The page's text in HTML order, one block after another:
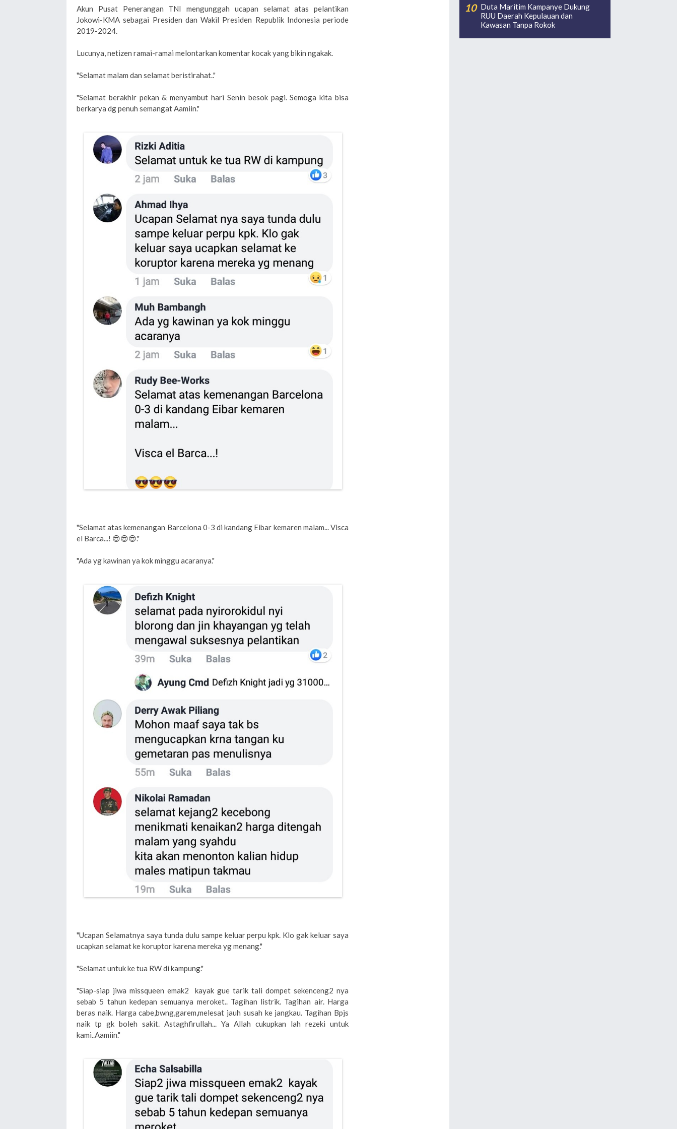
Akun Pusat Penerangan TNI mengunggah ucapan selamat atas pelantikan
Jokowi-KMA sebagai Presiden dan Wakil Presiden Republik Indonesia periode
2019-2024.
Lucunya, netizen ramai-ramai melontarkan komentar kocak yang bikin ngakak.
"Selamat malam dan selamat beristirahat.."
"Selamat berakhir pekan & menyambut hari Senin besok pagi. Semoga kita bisa
berkarya dg penuh semangat Aamiin."
"Selamat atas kemenangan Barcelona 0-3 di kandang Eibar kemaren malam... Visca
el Barca...! 😎😎😎."
"Ada yg kawinan ya kok minggu acaranya."
"Ucapan Selamatnya saya tunda dulu sampe keluar perpu kpk. Klo gak keluar saya
ucapkan selamat ke koruptor karena mereka yg menang."
"Selamat untuk ke tua RW di kampung."
"Siap-siap jiwa missqueen emak2 kayak gue tarik tali dompet sekenceng2 nya
sebab 5 tahun kedepan semuanya meroket.. Tagihan listrik. Tagihan air. Harga
beras naik. Harga cabe,bwng,garem,melesat jauh susah ke jangkau. Tagihan Bpjs
naik tp gk boleh sakit. Astaghfirullah... Ya Allah cukupkan lah rezeki untuk
kami..Aamiin."
Duta Maritim Kampanye Dukung
RUU Daerah Kepulauan dan
Kawasan Tanpa Rokok